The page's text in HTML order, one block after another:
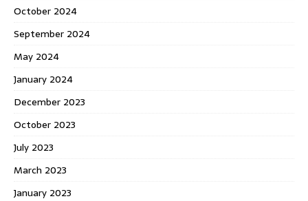
October 2024
September 2024
May 2024
January 2024
December 2023
October 2023
July 2023
March 2023
January 2023